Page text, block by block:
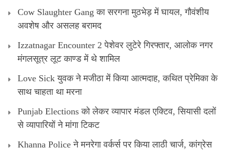
Cow Slaughter Gang का सरगना मुठभेड़ में घायल, गौवंशीय
अवशेष और असलह बरामद
Izzatnagar Encounter 2 पेशेवर लुटेरे गिरफ्तार, आलोक नगर
मंगलसूत्र लूट काण्‍ड में थे शामिल
Love Sick युवक ने मजीठा में किया आत्मदाह, कथित प्रेमिका के
साथ चाहता था मरना
Punjab Elections को लेकर व्यापार मंडल एक्टिव, सियासी दलों
से व्यापारियों ने मांगा टिकट
Khanna Police ने मनरेगा वर्कर्स पर किया लाठी चार्ज, कांग्रेस